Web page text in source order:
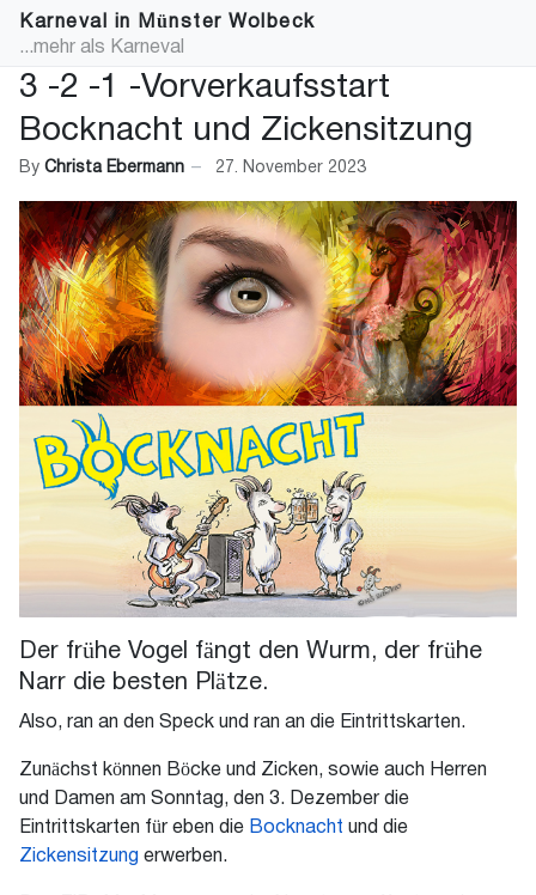
Karneval in Münster Wolbeck
...mehr als Karneval
3 -2 -1 -Vorverkaufsstart
Bocknacht und Zickensitzung
By Christa Ebermann 27. November 2023
Der frühe Vogel fängt den Wurm, der frühe
Narr die besten Plätze.
Also, ran an den Speck und ran an die Eintrittskarten.
Zunächst können Böcke und Zicken, sowie auch Herren
und Damen am Sonntag, den 3. Dezember die
Eintrittskarten für eben die Bocknacht und die
Zickensitzung erwerben.